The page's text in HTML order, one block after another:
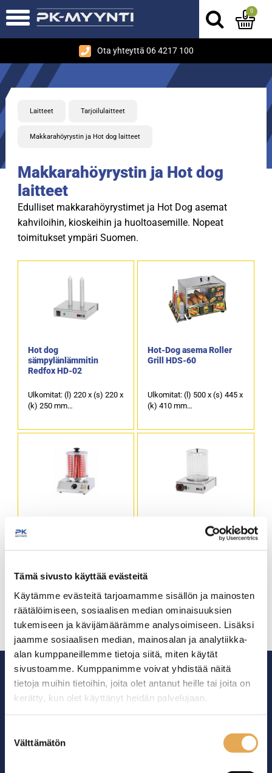
Tämä sivusto käyttää evästeitä
Käytämme evästeitä tarjoamamme sisällön ja mainosten
räätälöimiseen, sosiaalisen median ominaisuuksien
tukemiseen ja kävijämäärämme analysoimiseen. Lisäksi
jaamme sosiaalisen median, mainosalan ja analytiikka-
alan kumppaneillemme tietoja siitä, miten käytät
sivustoamme. Kumppanimme voivat yhdistää näitä
tietoja muihin tietoihin, joita olet antanut heille tai joita on
kerätty, kun olet käyttänyt heidän palvelujaan.
valinta
Välttämätön
Ota yhteyttä 06 4217 100
0
Laitteet Tarjoilulaitteet
Makkarahöyrystin ja Hot dog laitteet
Makkarahöyrystin ja Hot dog
laitteet
Edulliset makkarahöyrystimet ja Hot Dog asemat
kahviloihin, kioskeihin ja huoltoasemille. Nopeat
toimitukset ympäri Suomen.
Hot dog
sämpylänlämmitin
Redfox HD-02
Ulkomitat: (l) 220 x (s) 220 x
(k) 250 mm
Kahdella sämpylätapilla.
tulee käyttää ehjiä
sämpylöitä (ei halkaistuja).
Tuotekoodi: 741.
Hot-Dog asema Roller
Grill HDS-60
Ulkomitat: (l) 500 x (s) 445 x
(k) 410 mm
V.
jonka jälkeen 60 Hot Dogia
(k) 406 mm.
Varustettu ritiläkorilla.
Lasisylinterillä.
Tuotekoodi: 987.
(k) 350 mm.
2-osainen ritiläkori
ruostumatonta terästä.
Pyrex-lasisylinteri.
Tuotekoodi: 708.
Ammattikeittiöiden asialla.
29 vuoden kokemuksella ympäri Suomen